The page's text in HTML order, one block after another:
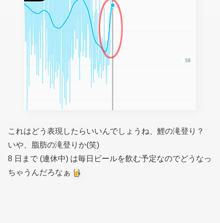
これはどう表現したらいいんでしょうね、鯉の滝登り？
いや、脂肪の滝登りか(笑)
8 日まで (連休中) は毎日ビールを飲む予定なのでどうなっ
ちゃうんだろなぁ